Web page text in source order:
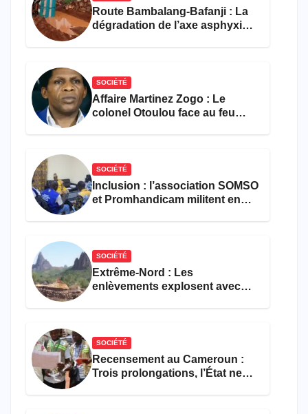
Route Bambalang-Bafanji : La
dégradation de l’axe asphyxie
SOCIÉTÉ
Affaire Martinez Zogo : Le
colonel Otoulou face au feu
SOCIÉTÉ
Inclusion : l’association SOMSO
et Promhandicam militent en
SOCIÉTÉ
Extrême-Nord : Les
enlèvements explosent avec
SOCIÉTÉ
Recensement au Cameroun :
Trois prolongations, l’État ne